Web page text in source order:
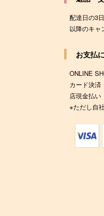
配達日の3
以降のキャ
お支払
ONLINE
カード決済
店現金払い
※ただし自